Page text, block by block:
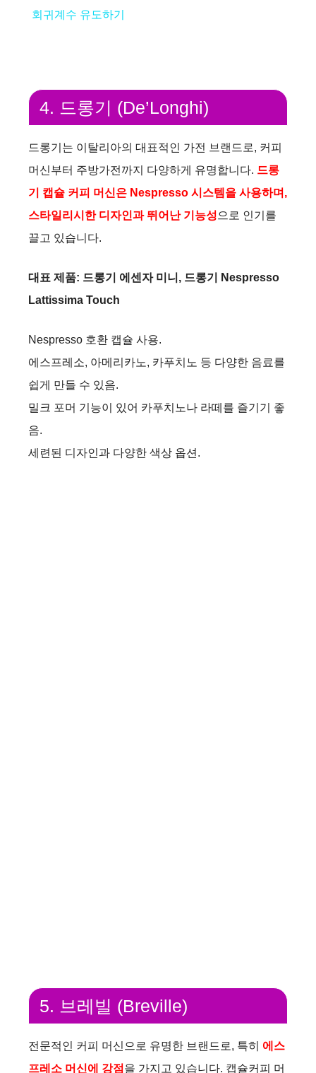
V
i
d
e
o
회귀계수 유도하기
4. 드롱기 (De’Longhi)
드롱기는 이탈리아의 대표적인 가전 브랜드로, 커피
머신부터 주방가전까지 다양하게 유명합니다. 드롱
기 캡슐 커피 머신은 Nespresso 시스템을 사용하며,
스타일리시한 디자인과 뛰어난 기능성으로 인기를
끌고 있습니다.
대표 제품: 드롱기 에센자 미니, 드롱기 Nespresso
Lattissima Touch
Nespresso 호환 캡슐 사용.
에스프레소, 아메리카노, 카푸치노 등 다양한 음료를
쉽게 만들 수 있음.
밀크 포머 기능이 있어 카푸치노나 라떼를 즐기기 좋
음.
세련된 디자인과 다양한 색상 옵션.
5. 브레빌 (Breville)
전문적인 커피 머신으로 유명한 브랜드로, 특히 에스
프레소 머신에 강점 을 가지고 있습니다. 캡슐커피 머